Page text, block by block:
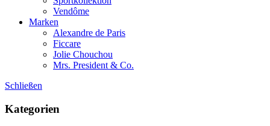
Vendôme
Marken
Alexandre de Paris
Ficcare
Jolie Chouchou
Mrs. President & Co.
Schließen
Kategorien